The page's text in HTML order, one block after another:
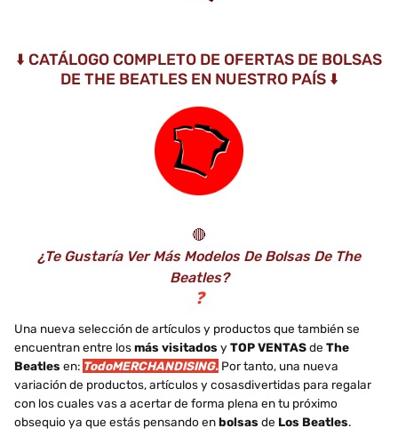
⬇️ CATÁLOGO COMPLETO DE OFERTAS DE BOLSAS
DE THE BEATLES EN NUESTRO PAÍS ⬇️
🔴
¿Te Gustaría Ver Más Modelos De Bolsas De The
Beatles?
❓
Una nueva selección de artículos y productos que también se
encuentran entre losmás visitados y TOP VENTASde The
Beatles en: TodoMERCHANDISING. Por tanto, una nueva
variación de productos, artículos y cosasdivertidas para regalar
con los cuales vas a acertar de forma plena en tu próximo
obsequio ya que estás pensando enbolsas de Los Beatles.